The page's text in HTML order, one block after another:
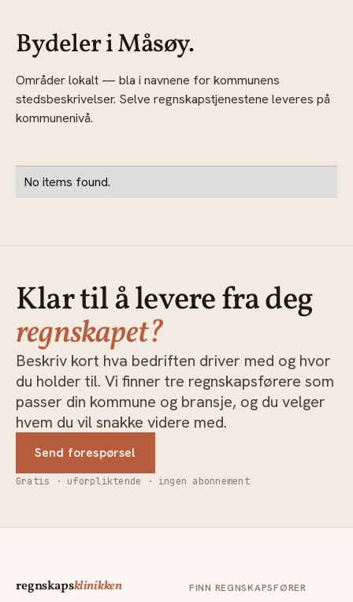
Bydeler i Måsøy.
Områder lokalt — bla i navnene for kommunens
stedsbeskrivelser. Selve regnskapstjenestene leveres på
kommunenivå.
No items found.
Klar til å levere fra deg
regnskapet?
Beskriv kort hva bedriften driver med og hvor
du holder til. Vi finner tre regnskapsførere som
passer din kommune og bransje, og du velger
hvem du vil snakke videre med.
Send forespørsel
Gratis · uforpliktende · ingen abonnement
regnskapsklinikken FINN REGNSKAPSFØRER